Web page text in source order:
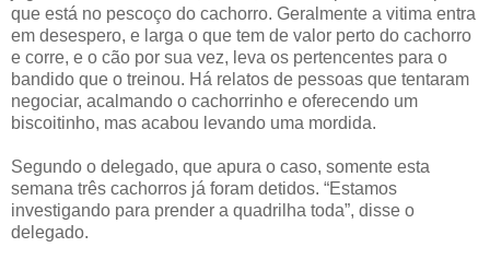
que está no pescoço do cachorro. Geralmente a vitima entra
em desespero, e larga o que tem de valor perto do cachorro
e corre, e o cão por sua vez, leva os pertencentes para o
bandido que o treinou. Há relatos de pessoas que tentaram
negociar, acalmando o cachorrinho e oferecendo um
biscoitinho, mas acabou levando uma mordida.
Segundo o delegado, que apura o caso, somente esta
semana três cachorros já foram detidos. “Estamos
investigando para prender a quadrilha toda”, disse o
delegado.